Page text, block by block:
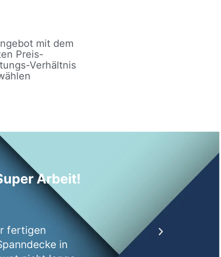
mit dem
Preis-
Verhältnis
Arbeit!
fertigen
in
Super
★
Lehmann
Innerhalb von 3 Tagen
Beratung. Die Montage